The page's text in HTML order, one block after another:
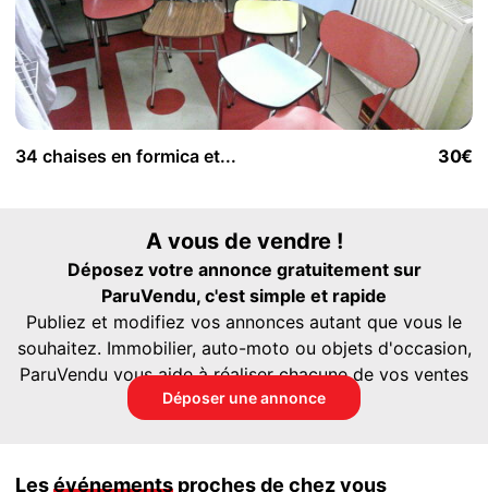
34 chaises en formica et... 30€
A vous de vendre !
Déposez votre annonce gratuitement sur
ParuVendu, c'est simple et rapide
Publiez et modifiez vos annonces autant que vous le
souhaitez. Immobilier, auto-moto ou objets d'occasion,
ParuVendu vous aide à réaliser chacune de vos ventes
Déposer une annonce
Lesévénements proches de chez vous